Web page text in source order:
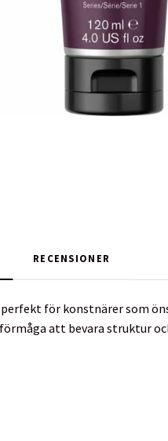
RECENSIONER
perfekt för konstnärer som
att bevara struktur